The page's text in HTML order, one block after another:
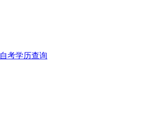
自考学历查询